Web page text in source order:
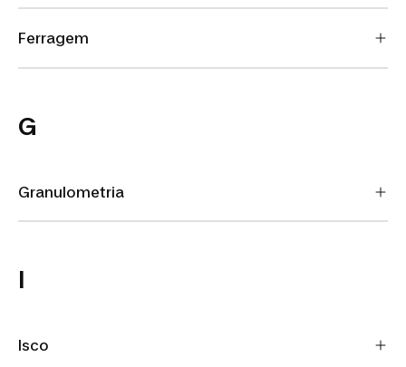
Ferragem
G
Granulometria
I
Isco